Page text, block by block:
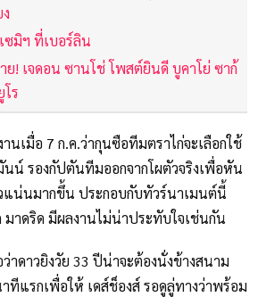
ซมิฯ ที่เบอร์ลิน
! เจดอน ซานโช่ โพสต์ยินดี บูคาโย่ ซาก้
ร
นเมื่อ 7 ก.ค.ว่ากุนซือทีมตราไก่จะเลือกใช้
น์ รองกัปตันทีมออกจากโผตัวจริงเพื่อหัน
แน่นมากขึ้น ประกอบกับทัวร์นาเมนต์นี้
าดริด มีผลงานไม่น่าประทับใจเช่นกัน
าดาวยิงวัย 33 ปีน่าจะต้องนั่งข้างสนาม
ทีแรกเพื่อให้ เดส์ช็องส์ รอดูลู่ทางว่าพร้อม